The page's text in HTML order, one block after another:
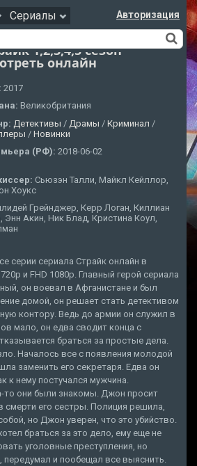
Сериалы Авторизация
1,2,3,4,5 сезон
онлайн
2017
Великобритания
Детективы / Драмы / Криминал /
/ Новинки
(РФ): 2018-06-02
Сьюзэн Талли, Майкл Кейллор,
Хоукс
Грейнджер, Керр Логан, Киллиан
Акин, Ник Блад, Кристина Коул,
серии сериала Страйк онлайн в
и FHD 1080p. Главный герой сериала
он воевал в Афганистане и был
домой, он решает стать детективом
контору. Ведь до армии он служил в
мало, он едва сводит конца с
браться за простые дела.
Началось все с появления молодой
заменить его секретаря. Едва он
к нему постучался мужчина.
то они были знакомы. Джон просит
смерти его сестры. Полиция решила,
но Джон уверен, что это убийство.
браться за это дело, ему еще не
уголовные преступления, но
передумал и пообещал все выяснить.